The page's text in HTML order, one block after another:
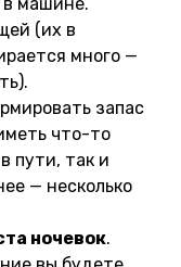
(их в
много —
запас
что-то
пути, так и
— несколько
ночевок.